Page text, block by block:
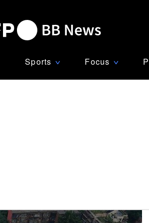
Sports ∨ Focus ∨